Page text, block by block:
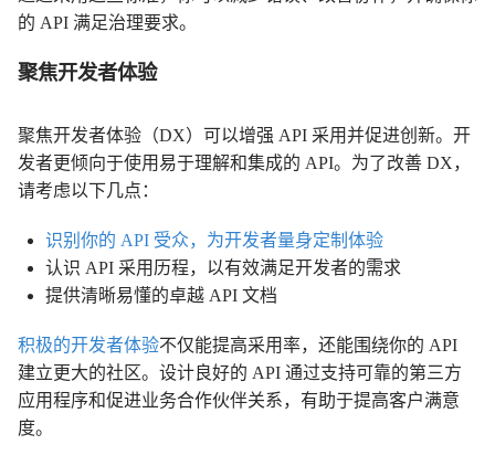
的 API 满足治理要求。
聚焦开发者体验
聚焦开发者体验（DX）可以增强 API 采用并促进创新。开
发者更倾向于使用易于理解和集成的 API。为了改善 DX，
请考虑以下几点：
识别你的 API 受众，为开发者量身定制体验
认识 API 采用历程，以有效满足开发者的需求
提供清晰易懂的卓越 API 文档
积极的开发者体验不仅能提高采用率，还能围绕你的 API
建立更大的社区。设计良好的 API 通过支持可靠的第三方
应用程序和促进业务合作伙伴关系，有助于提高客户满意
度。